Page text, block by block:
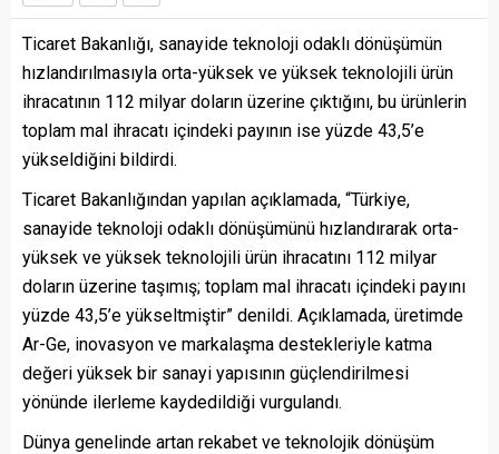
Ticaret Bakanlığı, sanayide teknoloji odaklı dönüşümün
hızlandırılmasıyla orta-yüksek ve yüksek teknolojili ürün
ihracatının 112 milyar doların üzerine çıktığını, bu ürünlerin
toplam mal ihracatı içindeki payının ise yüzde 43,5’e
yükseldiğini bildirdi.
Ticaret Bakanlığından yapılan açıklamada, “Türkiye,
sanayide teknoloji odaklı dönüşümünü hızlandırarak orta-
yüksek ve yüksek teknolojili ürün ihracatını 112 milyar
doların üzerine taşımış; toplam mal ihracatı içindeki payını
yüzde 43,5’e yükseltmiştir” denildi. Açıklamada, üretimde
Ar-Ge, inovasyon ve markalaşma destekleriyle katma
değeri yüksek bir sanayi yapısının güçlendirilmesi
yönünde ilerleme kaydedildiği vurgulandı.
Dünya genelinde artan rekabet ve teknolojik dönüşüm